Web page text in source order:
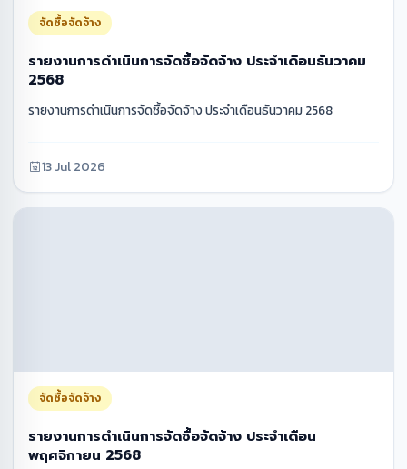
จัดซื้อจัดจ้าง
รายงานการดำเนินการจัดซื้อจัดจ้าง ประจำเดือนธันวาคม
2568
รายงานการดำเนินการจัดซื้อจัดจ้าง ประจำเดือนธันวาคม 2568
13 Jul 2026
จัดซื้อจัดจ้าง
รายงานการดำเนินการจัดซื้อจัดจ้าง ประจำเดือน
พฤศจิกายน 2568